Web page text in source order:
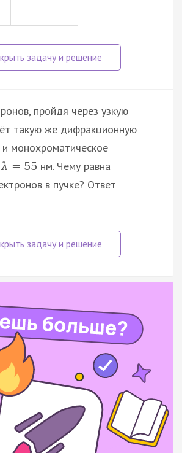
пройдя через узкую
такую же дифракционную
и монохроматическое
λ = 55 нм. Чему равна
в пучке? Ответ